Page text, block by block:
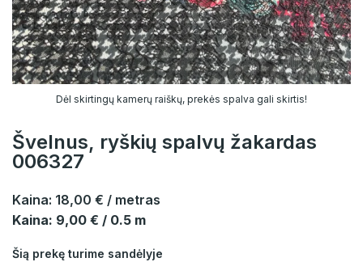
Dėl skirtingų kamerų raiškų, prekės spalva gali skirtis!
Švelnus, ryškių spalvų žakardas
006327
Kaina: 18,00 € / metras
Kaina: 9,00 € / 0.5 m
Šią prekę turime sandėlyje